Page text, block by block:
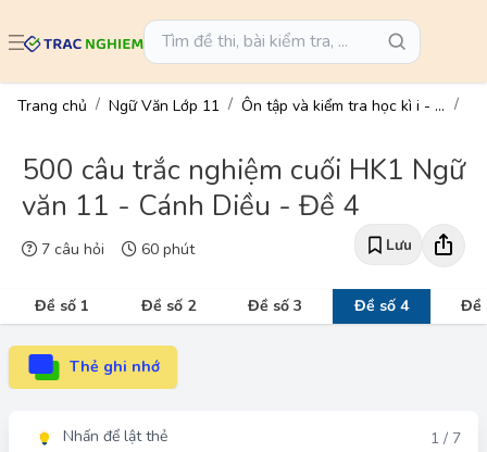
Trang chủ Ngữ Văn Lớp 11 Ôn tập và kiểm tra học kì i - ngữ văn 11
500 câu trắc nghiệm cuối HK1 Ngữ
văn 11 - Cánh Diều - Đề 4
7 câu hỏi 60 phút Lưu
Đề số 1 Đề số 2 Đề số 3 Đề số 4 Đề
Thẻ ghi nhớ
Nhấn để lật thẻ 1 / 7